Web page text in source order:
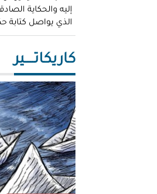
إليه والحكاية
الذي يواصل كتابة
كاريكاتـــــير